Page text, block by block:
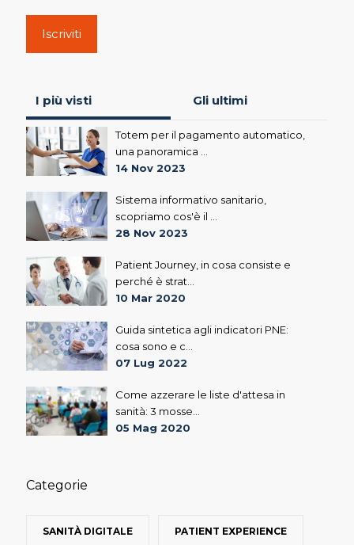
Iscriviti
I più visti Gli ultimi
Totem per il pagamento automatico,
una panoramica ...
14 Nov 2023
Sistema informativo sanitario,
scopriamo cos'è il ...
28 Nov 2023
Patient Journey, in cosa consiste e
perché è strat...
10 Mar 2020
Guida sintetica agli indicatori PNE:
cosa sono e c...
07 Lug 2022
Come azzerare le liste d'attesa in
sanità: 3 mosse...
05 Mag 2020
Categorie
SANITÀ DIGITALE PATIENT EXPERIENCE